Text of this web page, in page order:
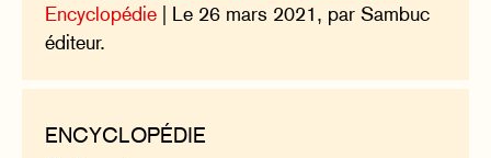
Encyclopédie | Le 26 mars 2021, par Sambuc
éditeur.
ENCYCLOPÉDIE